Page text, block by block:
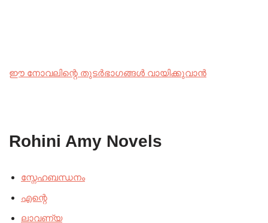
ഈ നോവലിന്റെ തുടർഭാഗങ്ങൾ വായിക്കുവാൻ
Rohini Amy Novels
സ്നേഹബന്ധനം
എന്റെ
ലാവണ്യ